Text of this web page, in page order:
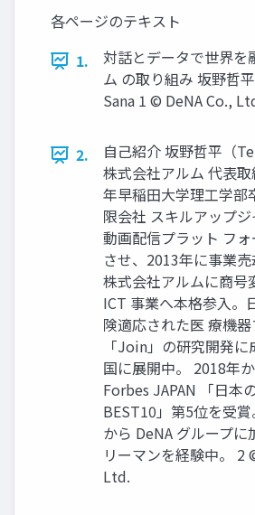
各ページのテキスト
1.
対話とデータで世界を
ム の取り組み 坂野哲
Sana 1 © DeNA Co.,
2.
⾃⼰紹介 坂野哲平（
株式会社アルム 代表
年早稲⽥⼤学理⼯学部
限会社 スキルアップジ
動画配信プラット フ
させ、2013年に事業
株式会社アルムに商号
ICT 事業へ本格参⼊。
険適応された医 療機
「Join」の研究開発
国に展開中。 2018年
Forbes JAPAN 「⽇本
BEST10」第5位を受
から DeNA グループに
リーマンを経験中。 2
Ltd.